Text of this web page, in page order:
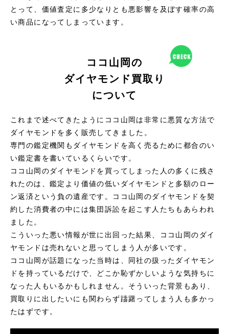
とって、価値査定に多少なりとも悪影響を及ぼす確率の高
い商品になってしまっています。
ココ山岡の
ダイヤモンド買取り
について
これまで述べてきたようにココ山岡は非常に悪質な方法で
ダイヤモンドを多く販売してきました。
専門の鑑定機関もダイヤモンドを高く売るために都合のい
い鑑定書を書いているくらいです。
ココ山岡のダイヤモンドを買ってしまった人の多くに残さ
れたのは、鑑定より価値の低いダイヤモンドと多額のロー
ン返済という負の遺産です。ココ山岡のダイヤモンドを契
約した消費者の中には集団訴訟を起こす人たちもあらわれ
ました。
こういった悪い情報が世に出回った結果、ココ山岡のダイ
ヤモンドは売れないと思ってしまう人が多いです。
ココ山岡が話題になった当時は、同社の扱ったダイヤモン
ドを持っているだけで、どこか恥ずかしいような気持ちに
なった人もいるかもしれません。そういった背景もあり、
買取りに出したいにも関わらず躊躇ってしまう人も多かっ
たはずです。